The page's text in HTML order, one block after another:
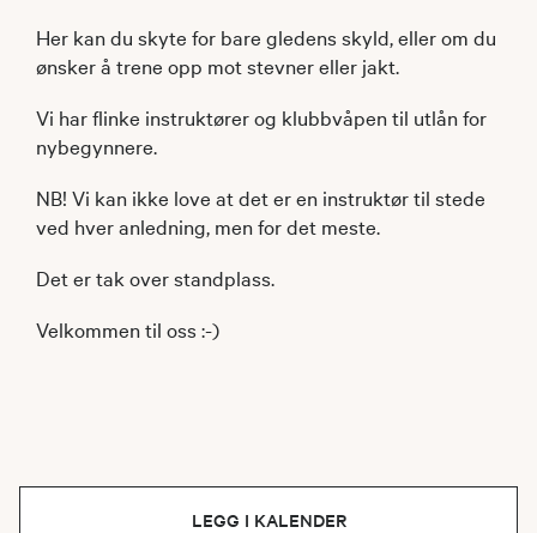
Her kan du skyte for bare gledens skyld, eller om du
ønsker å trene opp mot stevner eller jakt.
Vi har flinke instruktører og klubbvåpen til utlån for
nybegynnere.
NB! Vi kan ikke love at det er en instruktør til stede
ved hver anledning, men for det meste.
Det er tak over standplass.
Velkommen til oss :-)
LEGG I KALENDER